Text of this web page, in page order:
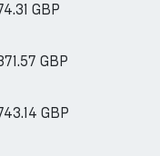
GBP
GBP
GBP